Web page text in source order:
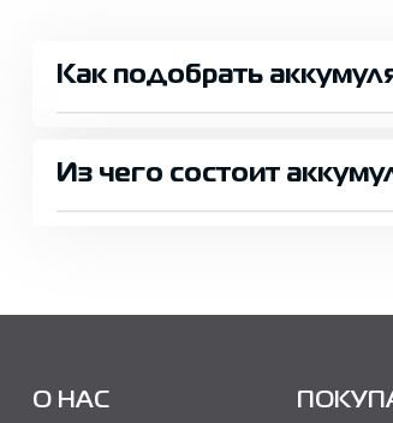
Как подобрать
Из чего состоит
О НАС